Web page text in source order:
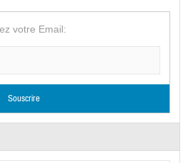
votre Email: